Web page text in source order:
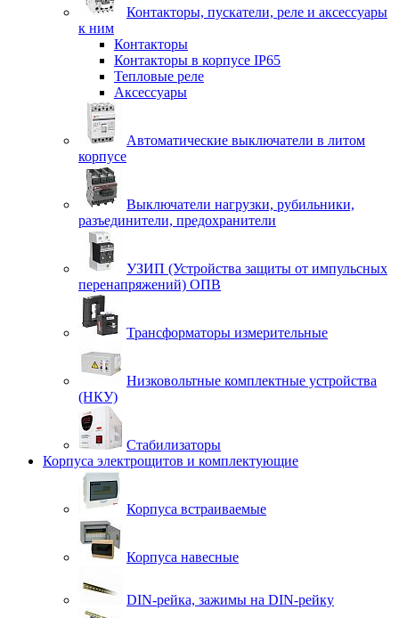
Контакторы, пускатели, реле и аксессуары
к ним
Контакторы
Контакторы в корпусе IP65
Тепловые реле
Аксессуары
Автоматические выключатели в литом
корпусе
Выключатели нагрузки, рубильники,
разъединители, предохранители
УЗИП (Устройства защиты от импульсных
перенапряжений) ОПВ
Трансформаторы измерительные
Низковольтные комплектные устройства
(НКУ)
Стабилизаторы
Корпуса электрощитов и комплектующие
Корпуса встраиваемые
Корпуса навесные
DIN-рейка, зажимы на DIN-рейку